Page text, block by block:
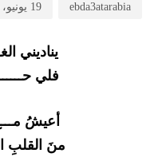
ebda3atarabia 19 يونيو، 2026
يناديني
فلي
أعيشُ
منَ القلبِ